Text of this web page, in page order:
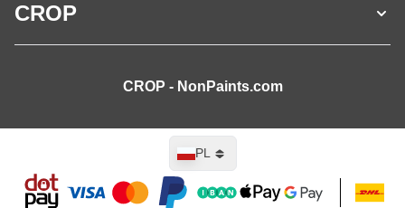
CROP
CROP - NonPaints.com
PL